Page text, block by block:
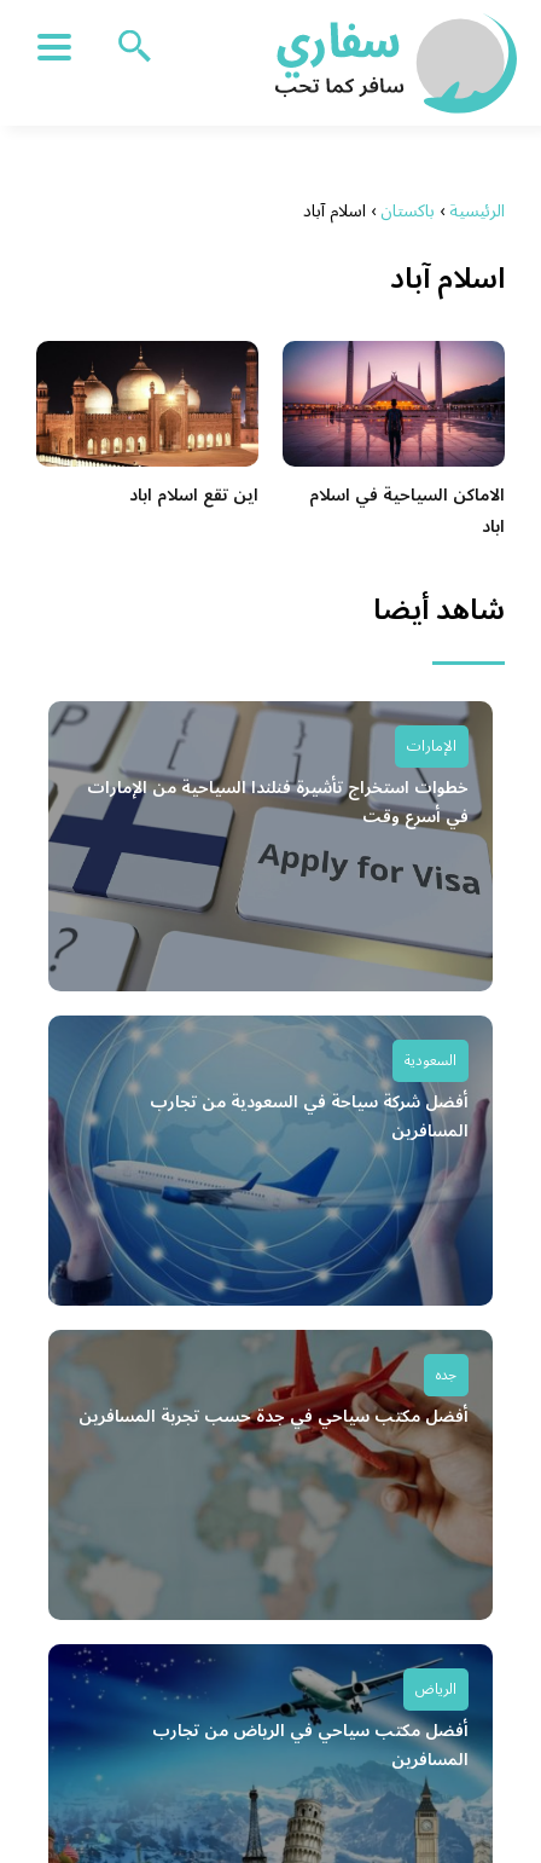
الرئيسية› باكستان› اسلام آباد
اسلام آباد
الاماكن السياحية في اسلام
اباد
اين تقع اسلام اباد
شاهد أيضا
خطوات استخراج تأشيرة فنلندا السياحية من الإمارات
في أسرع وقت
الإمارات
أفضل شركة سياحة في السعودية من تجارب
المسافرين
السعودية
أفضل مكتب سياحي في جدة حسب تجربة المسافرين
جده
أفضل مكتب سياحي في الرياض من تجارب
المسافرين
الرياض